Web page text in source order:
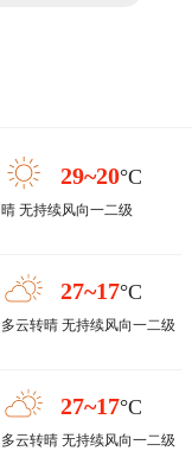
29~20°C
晴 无持续风向一二级
27~17°C
多云转晴 无持续风向一二级
27~17°C
多云转晴 无持续风向一二级